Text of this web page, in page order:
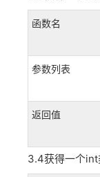
函数名
参数列表
返回值
3.4获得一个